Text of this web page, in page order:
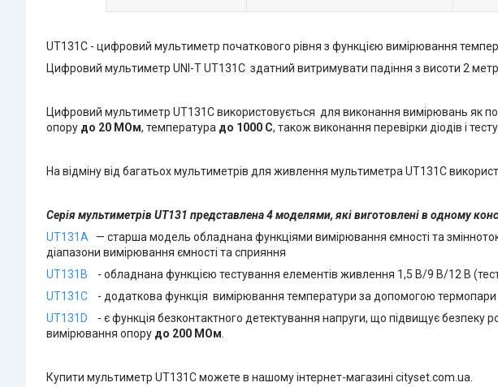
UT131C - цифровий мультиметр початкового рівня з функцією вимірювання
Цифровий мультиметр UNI-T UT131C здатний витримувати падіння з висоти 2
Цифровий мультиметр UT131C використовується для виконання вимірювань як
опору до 20 МОм, температура до 1000 С, також виконання перевірки діодів і
На відміну від багатьох мультиметрів для живлення мультиметра UT131C
Серія мультиметрів UT131 представлена 4 моделями, які виготовлені в одному
UT131A — старша модель обладнана функціями вимірювання ємності та
діапазони вимірювання ємності та сприяння
UT131B
- обладнана функцією тестування елементів живлення 1,5 В/9 В/12 В
UT131C - додаткова функція вимірювання температури за допомогою термопари
UT131D - є функція безконтактного детектування напруги, що підвищує безпеку
вимірювання опору до 200 МОм.
Купити мультиметр UT131Cможете в нашому інтернет-магазині cityset.com.ua.